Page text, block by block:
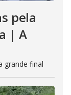
pela
| A
grande final